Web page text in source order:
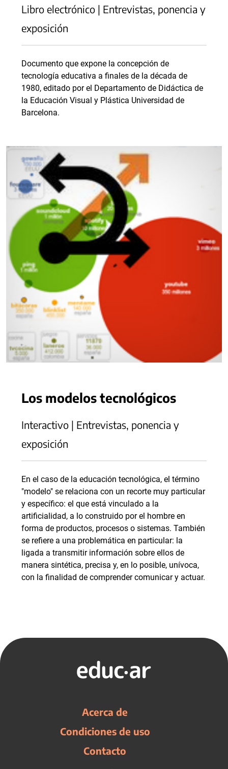
Libro electrónico | Entrevistas, ponencia y
exposición
Documento que expone la concepción de
tecnología educativa a finales de la década de
1980, editado por el Departamento de Didáctica de
la Educación Visual y Plástica Universidad de
Barcelona.
Los modelos tecnológicos
Interactivo | Entrevistas, ponencia y
exposición
En el caso de la educación tecnológica, el término
"modelo" se relaciona con un recorte muy particular
y específico: el que está vinculado a la
artificialidad, a lo construido por el hombre en
forma de productos, procesos o sistemas. También
se refiere a una problemática en particular: la
ligada a transmitir información sobre ellos de
manera sintética, precisa y, en lo posible, unívoca,
con la finalidad de comprender comunicar y actuar.
Acerca de
Condiciones de uso
Contacto